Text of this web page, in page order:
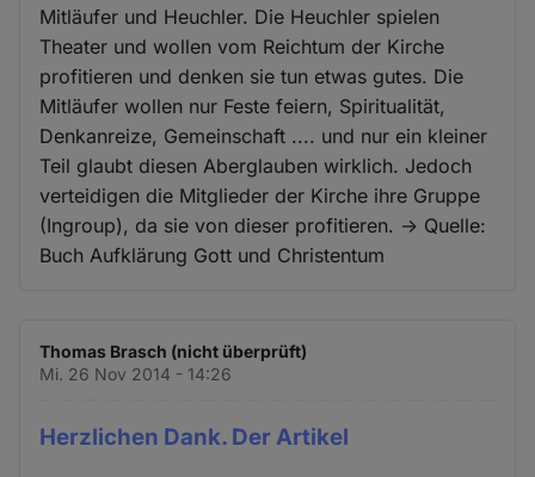
Mitläufer und Heuchler. Die Heuchler spielen
Theater und wollen vom Reichtum der Kirche
profitieren und denken sie tun etwas gutes. Die
Mitläufer wollen nur Feste feiern, Spiritualität,
Denkanreize, Gemeinschaft .... und nur ein kleiner
Teil glaubt diesen Aberglauben wirklich. Jedoch
verteidigen die Mitglieder der Kirche ihre Gruppe
(Ingroup), da sie von dieser profitieren. -> Quelle:
Buch Aufklärung Gott und Christentum
Thomas Brasch (nicht überprüft)
Mi. 26 Nov 2014 - 14:26
Herzlichen Dank. Der Artikel